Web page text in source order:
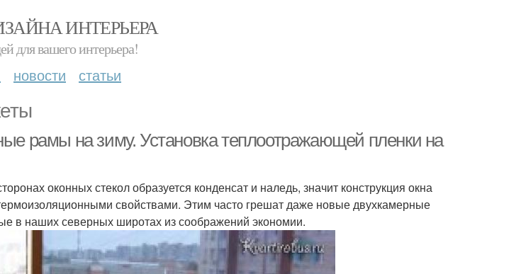
ИНТЕРЬЕРА
для вашего интерьера!
новости статьи
рамы на зиму. Установка теплоотражающей пленки на
оконных стекол образуется конденсат и наледь, значит конструкция окна
свойствами. Этим часто грешат даже новые двухкамерные
в наших северных широтах из соображений экономии.